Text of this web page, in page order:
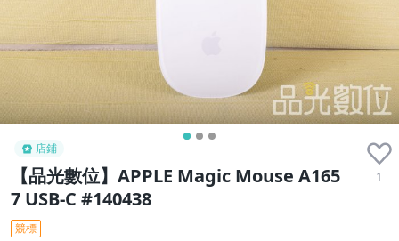
店鋪
【品光數位】APPLE Magic Mouse A165
7 USB-C #140438
1
競標